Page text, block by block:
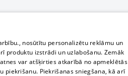
nosūtītu personalizētu reklāmu un
produktu izstrādi un uzlabošanu. Zemāk
var atšķirties atkarībā no apmeklētās
Piekrišanas sniegšana, kā arī